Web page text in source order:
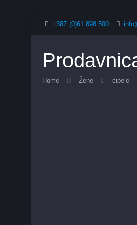
+387 (0)61 898 500
Home Žene cipele